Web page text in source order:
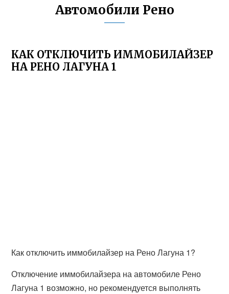
Автомобили Рено
КАК ОТКЛЮЧИТЬ ИММОБИЛАЙЗЕР
НА РЕНО ЛАГУНА 1
Как отключить иммобилайзер на Рено Лагуна 1?
Отключение иммобилайзера на автомобиле Рено
Лагуна 1 возможно, но рекомендуется выполнять